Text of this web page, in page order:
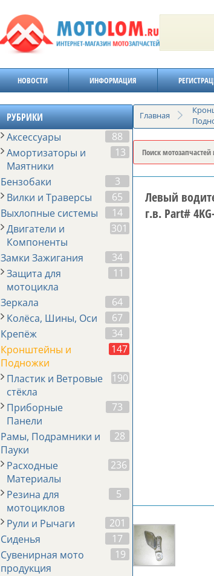
НОВОСТИ ИНФОРМАЦИЯ
РУБРИКИ
Аксессуары
88
Амортизаторы и
Маятники
13
Бензобаки
3
Вилки и Траверсы
65
Выхлопные системы
14
Двигатели и
Компоненты
301
Замки Зажигания
34
Защита для
мотоцикла
11
Зеркала
64
Колёса, Шины, Оси
67
Крепёж
34
Кронштейны и
Подножки
147
Пластик и Ветровые
стёкла
190
Приборные
Панели
73
Рамы, Подрамники и
Пауки
28
Расходные
Материалы
236
Резина для
мотоциклов
5
Рули и Рычаги
201
Сиденья
17
Сувенирная мото
продукция
19
Главная
Левый
г.в. Part#